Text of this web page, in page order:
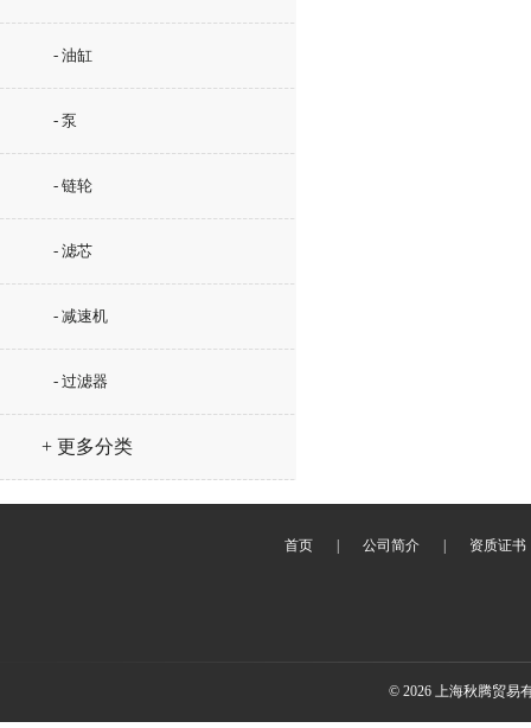
- 油缸
- 泵
- 链轮
- 滤芯
- 减速机
- 过滤器
+ 更多分类
首页 公司简介 资质证书
© 2026 上海秋腾贸易